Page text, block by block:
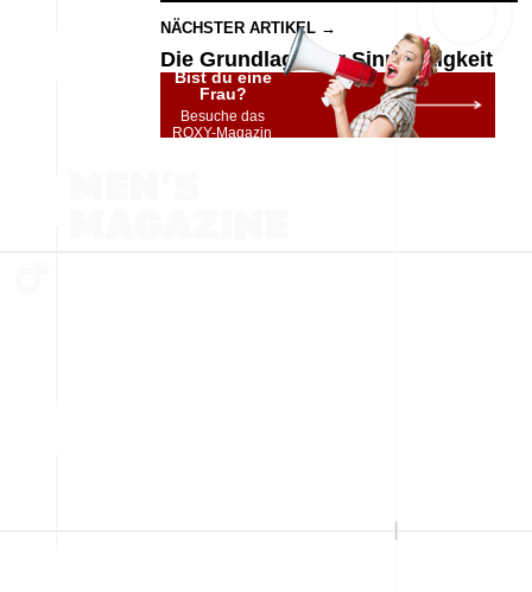
NÄCHSTER ARTIKEL →
Die Grundlage der Sinnhaftigkeit
Bist du eine
Frau?
Besuche das
ROXY-Magazin